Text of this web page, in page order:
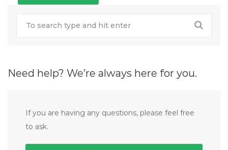
Need help? We’re always here for you.
If you are having any questions, please feel free
to ask.